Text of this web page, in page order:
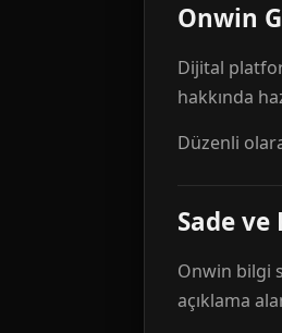
Onwin
Dijital
hakkında
Düzenli
Sade ve
Onwin bilgi
açıklama